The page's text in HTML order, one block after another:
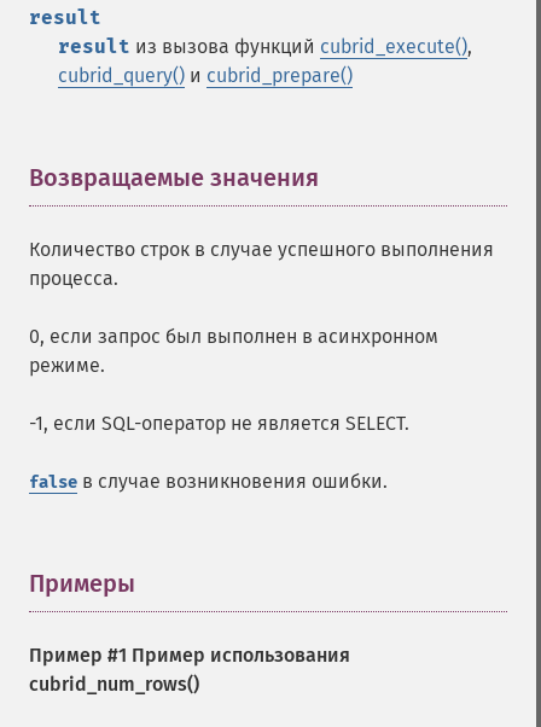
result
result из вызова функций cubrid_execute(),
cubrid_query() и cubrid_prepare()
Возвращаемые значения
Количество строк в случае успешного выполнения
процесса.
0, если запрос был выполнен в асинхронном
режиме.
-1, если SQL-оператор не является SELECT.
false в случае возникновения ошибки.
Примеры
Пример #1 Пример использования
cubrid_num_rows()